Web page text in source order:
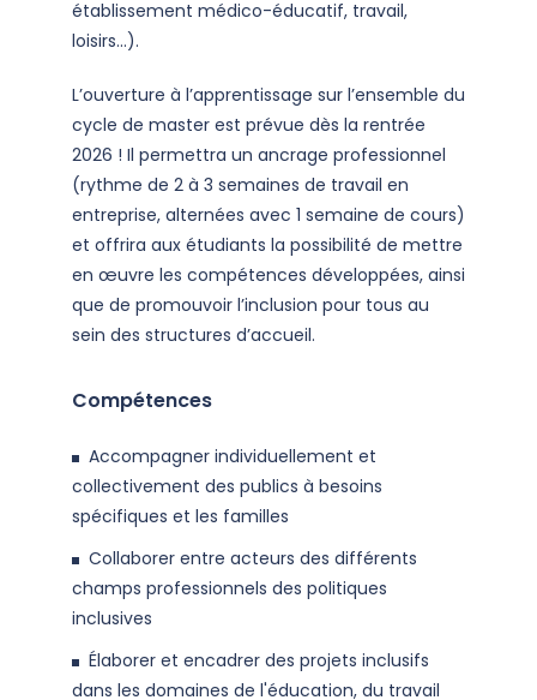
établissement médico-éducatif, travail,
loisirs...).
L’ouverture à l’apprentissage sur l’ensemble du
cycle de master est prévue dès la rentrée
2026 ! Il permettra un ancrage professionnel
(rythme de 2 à 3 semaines de travail en
entreprise, alternées avec 1 semaine de cours)
et offrira aux étudiants la possibilité de mettre
en œuvre les compétences développées, ainsi
que de promouvoir l’inclusion pour tous au
sein des structures d’accueil.
Compétences
Accompagner individuellement et
collectivement des publics à besoins
spécifiques et les familles
Collaborer entre acteurs des différents
champs professionnels des politiques
inclusives
Élaborer et encadrer des projets inclusifs
dans les domaines de l'éducation, du travail